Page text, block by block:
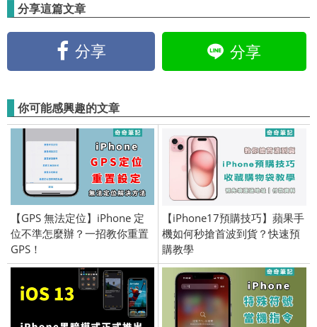
分享這篇文章
分享 分享
你可能感興趣的文章
【GPS 無法定位】iPhone 定
位不準怎麼辦？一招教你重置
GPS！
【iPhone17預購技巧】蘋果手
機如何秒搶首波到貨？快速預
購教學